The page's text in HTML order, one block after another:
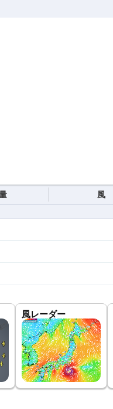
風
風レーダー